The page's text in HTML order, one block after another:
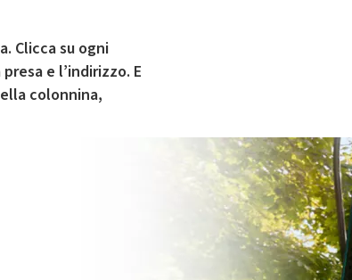
Clicca su ogni
e l’indirizzo. E
colonnina,
di mobilità elettrica è gestito da Plenitude On The Road